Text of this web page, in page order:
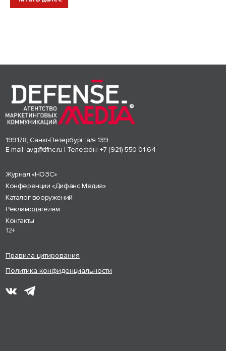
199178, Санкт-Петербург, а/я 139
E-mail: avg@dfnc.ru | Телефон: +7 (921) 550-01-64
Журнал «НОЗС»
Конференции «Дифанс Медиа»
Каталог вооружений
Рекламодателям
Контакты
12+
Правила цитирования
Политика конфиденциальности